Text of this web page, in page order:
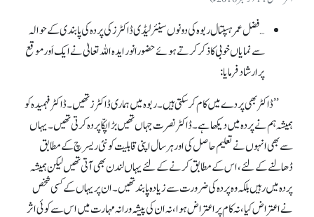
…فضل عمر ہسپتال ربوہ کی دونوں سینئر لیڈی ڈاکٹرز کی پردہ کی پابندی کے حوالہ
سے نمایاں خوبی کا ذکر کرتے ہوئے حضورانور ایدہ اللہ تعالیٰ نے ایک اَور موقع
پر ارشاد فرمایا:
’’ڈاکٹر بھی پردے میں کام کر سکتی ہیں۔ ربوہ میں ہماری ڈاکٹرز تھیں۔ ڈاکٹر فہمیدہ کو
ہمیشہ ہم نے پردہ میں دیکھا ہے۔ ڈاکٹر نصرت جہاں تھیں بڑا پکّا پردہ کرتی تھیں۔ یہاں
سے بھی انہوں نے تعلیم حاصل کی اور ہر سال اپنی قابلیت کو نئی ریسرچ کے مطابق
ڈھالنے کے لئے، اس کے مطابق کرنے کے لئے یہاں لندن بھی آتی تھیں لیکن ہمیشہ
پردہ میں رہیں بلکہ وہ پردہ کی ضرورت سے زیادہ پابند تھیں۔ ان پر یہاں کے کسی شخص
نے اعتراض کیا، نہ کام پر اعتراض ہوا، نہ ان کی پیشہ ورانہ مہارت میں اس سے کوئی اثر